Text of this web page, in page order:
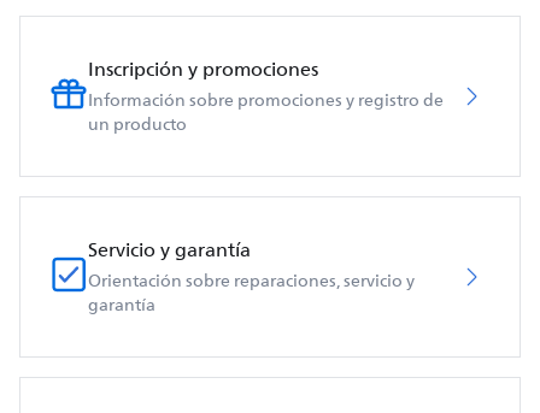
Inscripción y promociones
Información sobre promociones y registro de
un producto
Servicio y garantía
Orientación sobre reparaciones, servicio y
garantía